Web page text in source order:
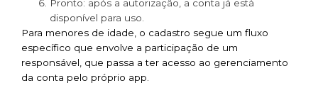
Pronto: após a autorização, a conta já está
disponível para uso.
Para menores de idade, o cadastro segue um fluxo
específico que envolve a participação de um
responsável, que passa a ter acesso ao gerenciamento
da conta pelo próprio app.